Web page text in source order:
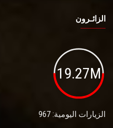
الزائـرون
19.27M
الزيارات اليومية: 967